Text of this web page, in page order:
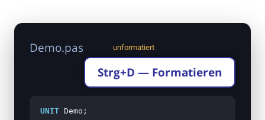
Demo.pas unformatiert
Strg+D — Formatieren
UNIT Demo;